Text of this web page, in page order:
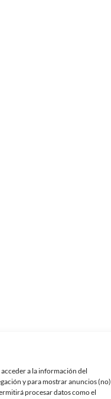
a la información del
y para mostrar anuncios (no)
procesar datos como el